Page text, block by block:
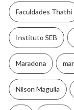
Faculdades Thathi
Instituto SEB
Maradona
Nilson Maguila